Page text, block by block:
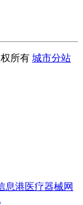
所有 城市分站
息港医疗器械网